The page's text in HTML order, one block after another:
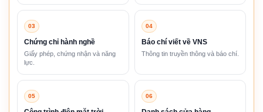
03
Chứng chỉ hành nghề
Giấy phép, chứng nhận và năng
lực.
04
Báo chí viết về VNS
Thông tin truyền thông và báo chí.
05 06